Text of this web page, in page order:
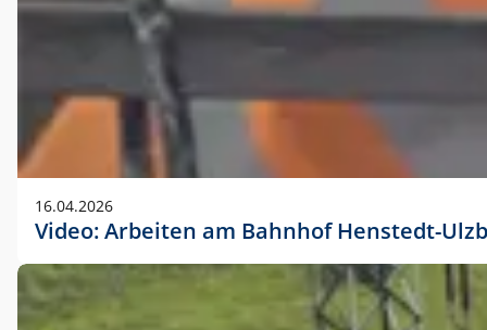
16.04.2026
Video: Arbeiten am Bahnhof Henstedt-